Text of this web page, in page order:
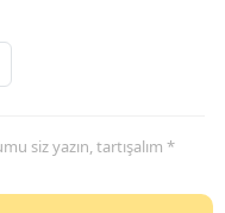
siz yazın, tartışalım *